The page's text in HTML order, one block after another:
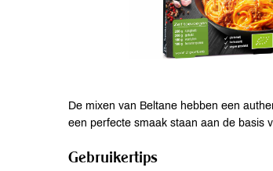
De mixen van Beltane hebben een
een perfecte smaak staan aan de basis
Gebruikertips